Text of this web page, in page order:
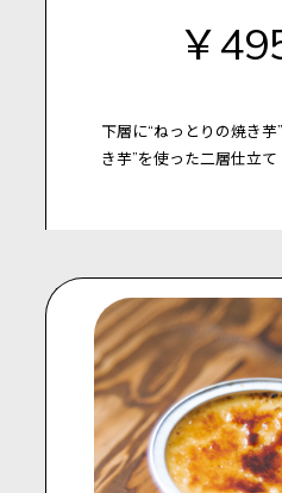
￥
下層に“ねっとりの焼き芋”
き芋”を使った二層仕立て